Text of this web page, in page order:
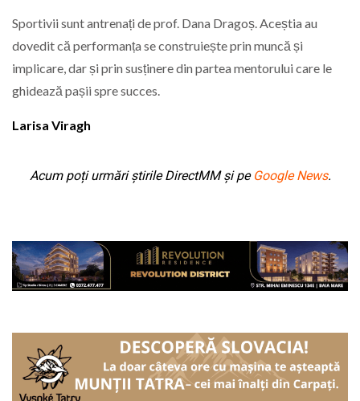
Sportivii sunt antrenați de prof. Dana Dragoș. Aceștia au
dovedit că performanța se construiește prin muncă și
implicare, dar și prin susținere din partea mentorului care le
ghidează pașii spre succes.
Larisa Viragh
Acum poți urmări știrile DirectMM și pe Google News.